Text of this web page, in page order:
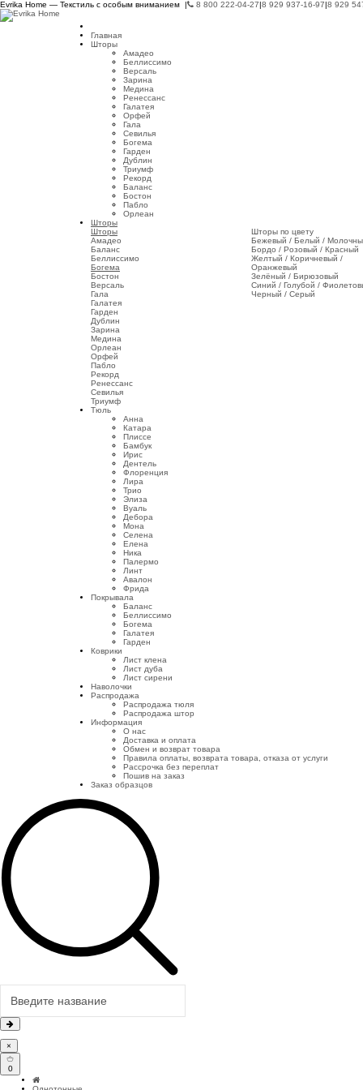
Evrika Home — Текстиль с особым вниманием | 8 800 222-04-27|8 929 937-16-97|8 929
Главная
Шторы
Амадео
Беллиссимо
Версаль
Зарина
Медина
Ренессанс
Галатея
Орфей
Гала
Севилья
Богема
Гарден
Дублин
Триумф
Рекорд
Баланс
Бостон
Пабло
Орлеан
Шторы
Шторы
Амадео
Баланс
Беллиссимо
Богема
Бостон
Версаль
Гала
Галатея
Гарден
Дублин
Зарина
Медина
Орлеан
Орфей
Пабло
Рекорд
Ренессанс
Севилья
Триумф
Шторы по цвету
Бежевый / Белый /
Бордо / Розовый / Красный
Желтый / Коричневый /
Оранжевый
Зелёный / Бирюзовый
Синий / Голубой /
Черный / Серый
Тюль
Анна
Катара
Плиссе
Бамбук
Ирис
Дентель
Флоренция
Лира
Трио
Элиза
Вуаль
Дебора
Мона
Селена
Елена
Ника
Палермо
Линт
Авалон
Фрида
Покрывала
Баланс
Беллиссимо
Богема
Галатея
Гарден
Коврики
Лист клена
Лист дуба
Лист сирени
Наволочки
Распродажа
Распродажа тюля
Распродажа штор
Информация
О нас
Доставка и оплата
Обмен и возврат товара
Правила оплаты, возврата товара, отказа от услуги
Рассрочка без переплат
Пошив на заказ
Заказ образцов
×
0